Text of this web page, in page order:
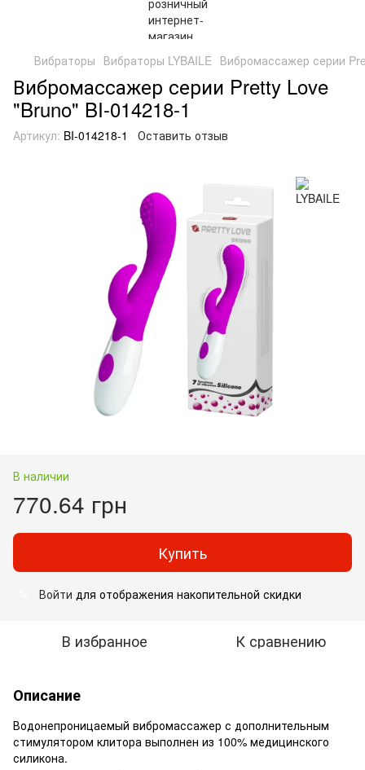
Вибраторы Вибраторы LYBAILE Вибромассажер серии
Вибромассажер серии Pretty Love
"Bruno" BI-014218-1
Артикул: BI-014218-1 Оставить отзыв
В наличии
770.64 грн
Купить
Войти для отображения накопительной скидки
В избранное К сравнению
Описание
Водонепроницаемый вибромассажер с дополнительным
стимулятором клитора выполнен из 100% медицинского
силикона.